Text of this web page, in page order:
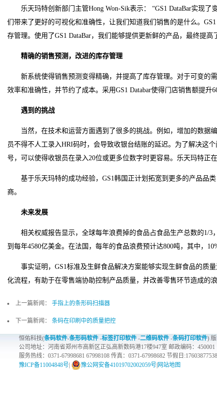
乐天玛特创新部门主管Hong Won-Sik表示： “GS1 DataBar实现
们带来了更好的可视化和准确性，让我们知道我们销售的是什么。
存管理。使用了GS1 DataBar，我们能够提供更新鲜的产品，最终提高
精确的销售预测，改进的库存管理
新系统使得销售预测变得精确，并提高了库存管理。对于可变的
效率和准确性，并节约了成本。采用GS1 Databar使得门店销售额提升
遇到的挑战
当然，在技术和运营方面遇到了很多的挑战。例如，增加的数据
员不得不人工录入HRI码时，会导致收银台结账的延迟。为了解决这
号，可以使得收银员在录入20位或更多位数字时更容易。乐天玛特正
基于乐天玛特的成功经验，GS1韩国正计划拓宽到更多的产品品
商。
未来发展
相关权威报告显示，全球每年浪费掉的食品占食品生产总数的1/
到每年4580亿美金。在法国，每年的食品浪费预计达800吨，其中，
事实证明，GS1标准及生鲜食品解决方案能够实现生鲜食品的质
化流程，有助于在零售端协助控制产品质量，并改善零售环节造成的
上一篇新闻： 手指上的条形码扫描器
下一篇新闻： 条码在印刷中的质量把控
恒佑科技(条码软件-条形码软件 -标签打印软件 -二维码软件 -条码打印软件)
公司地址：河南省郑州市高新区正弘高新数码港17楼947室 邮政编码：450001
服务热线：0371-67998681 67998108 传真：0371-67998682 节假日:17603877538
豫ICP备11004848号
豫公网安备41019702002059号 网站地图